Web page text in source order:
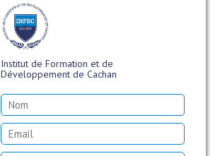
Institut de Formation et de
Développement de Cachan